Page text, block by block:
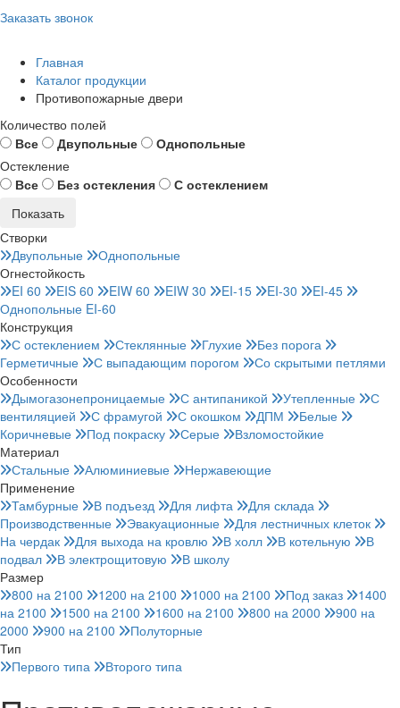
Заказать звонок
Главная
Каталог продукции
Противопожарные двери
Количество полей
Все
Двупольные
Однопольные
Остекление
Все
Без остекления С остеклением
Створки
Двупольные
Однопольные
Огнестойкость
EI 60
EIS 60 EIW 60 EIW 30 EI-15 EI-30
EI-45
Однопольные EI-60
Конструкция
С остеклением
Стеклянные Глухие
Без порога
Герметичные
С выпадающим порогом
Со скрытыми петлями
Особенности
Дымогазонепроницаемые
С антипаникой Утепленные
С
вентиляцией
С фрамугой С окошком ДПМ
Белые
Коричневые
Под покраску Серые
Взломостойкие
Материал
Стальные
Алюминиевые
Нержавеющие
Применение
Тамбурные
В подъезд Для лифта
Для склада
Производственные
Эвакуационные
Для лестничных клеток
На чердак
Для выхода на кровлю В холл В котельную
В
подвал
В электрощитовую
В школу
Размер
800 на 2100
1200 на 2100 1000 на 2100 Под заказ
1400
на 2100
1500 на 2100 1600 на 2100 800 на 2000
900 на
2000
900 на 2100
Полуторные
Тип
Первого типа
Второго типа